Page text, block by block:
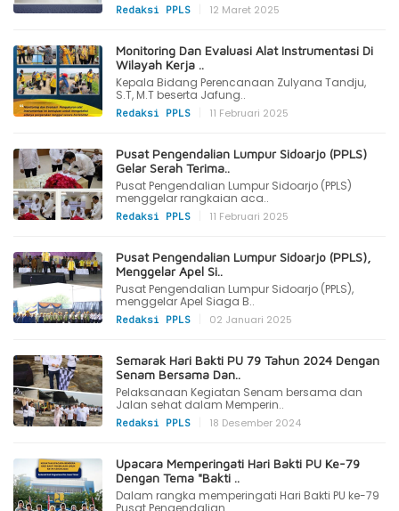
Redaksi PPLS 12 Maret 2025
Monitoring Dan Evaluasi Alat Instrumentasi Di
Wilayah Kerja ..
Kepala Bidang Perencanaan Zulyana Tandju,
S.T, M.T beserta Jafung..
Redaksi PPLS 11 Februari 2025
Pusat Pengendalian Lumpur Sidoarjo (PPLS)
Gelar Serah Terima..
Pusat Pengendalian Lumpur Sidoarjo (PPLS)
menggelar rangkaian aca..
Redaksi PPLS 11 Februari 2025
Pusat Pengendalian Lumpur Sidoarjo (PPLS),
Menggelar Apel Si..
Pusat Pengendalian Lumpur Sidoarjo (PPLS),
menggelar Apel Siaga B..
Redaksi PPLS 02 Januari 2025
Semarak Hari Bakti PU 79 Tahun 2024 Dengan
Senam Bersama Dan..
Pelaksanaan Kegiatan Senam bersama dan
Jalan sehat dalam Memperin..
Redaksi PPLS 18 Desember 2024
Upacara Memperingati Hari Bakti PU Ke-79
Dengan Tema "Bakti ..
Dalam rangka memperingati Hari Bakti PU ke-79
Pusat Pengendalian ..